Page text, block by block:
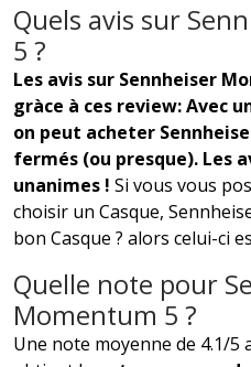
Quels avis sur
5 ?
Les avis sur Sennheiser
gràce à ces review: Avec
on peut acheter
fermés (ou presque). Les
unanimes ! Si vous vous
choisir un Casque,
bon Casque ? alors celui-ci
Quelle note pour
Momentum 5 ?
Une note moyenne de 4.1/5